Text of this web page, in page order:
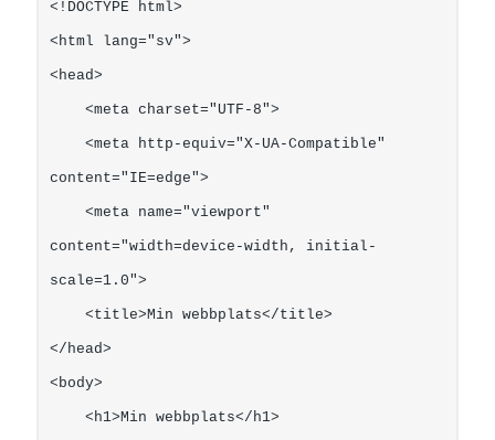
<!DOCTYPE html>
<html lang="sv">
<head>
content="IE=edge">
content="width=device-width, initial-
scale=1.0">
</head>
<body>